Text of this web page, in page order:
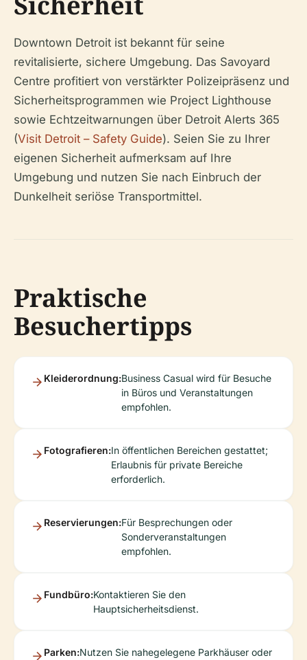
Downtown Detroit ist bekannt für seine
revitalisierte, sichere Umgebung. Das Savoyard
Centre profitiert von verstärkter Polizeipräsenz und
Sicherheitsprogrammen wie Project Lighthouse
sowie Echtzeitwarnungen über Detroit Alerts 365
(Visit Detroit – Safety Guide). Seien Sie zu Ihrer
eigenen Sicherheit aufmerksam auf Ihre
Umgebung und nutzen Sie nach Einbruch der
Dunkelheit seriöse Transportmittel.
Praktische
Besuchertipps
Kleiderordnung:Business Casual wird für Besuche
in Büros und Veranstaltungen
empfohlen.
Fotografieren:In öffentlichen Bereichen gestattet;
Erlaubnis für private Bereiche
erforderlich.
Reservierungen:Für Besprechungen oder
Sonderveranstaltungen
empfohlen.
Fundbüro:Kontaktieren Sie den
Hauptsicherheitsdienst.
Parken:Nutzen Sie nahegelegene Parkhäuser oder